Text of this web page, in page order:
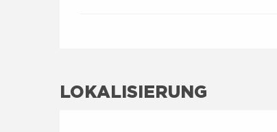
LOKALISIERUNG